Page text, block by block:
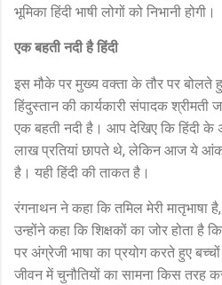
भूमिका हिंदी भाषी लोगों को निभानी होगी।
एक बहती नदी है हिंदी
इस मौके पर मुख्य वक्ता के तौर पर बोलते
हिंदुस्तान की कार्यकारी संपादक श्रीमती
एक बहती नदी है। आप देखिए कि हिंदी के
लाख प्रतियां छापते थे, लेकिन आज ये
है। यही हिंदी की ताकत है।
रंगनाथन ने कहा कि तमिल मेरी मातृभाषा है,
उन्होंने कहा कि शिक्षकों का जोर होता है
पर अंग्रेजी भाषा का प्रयोग करते हुए
जीवन में चुनौतियों का सामना किस